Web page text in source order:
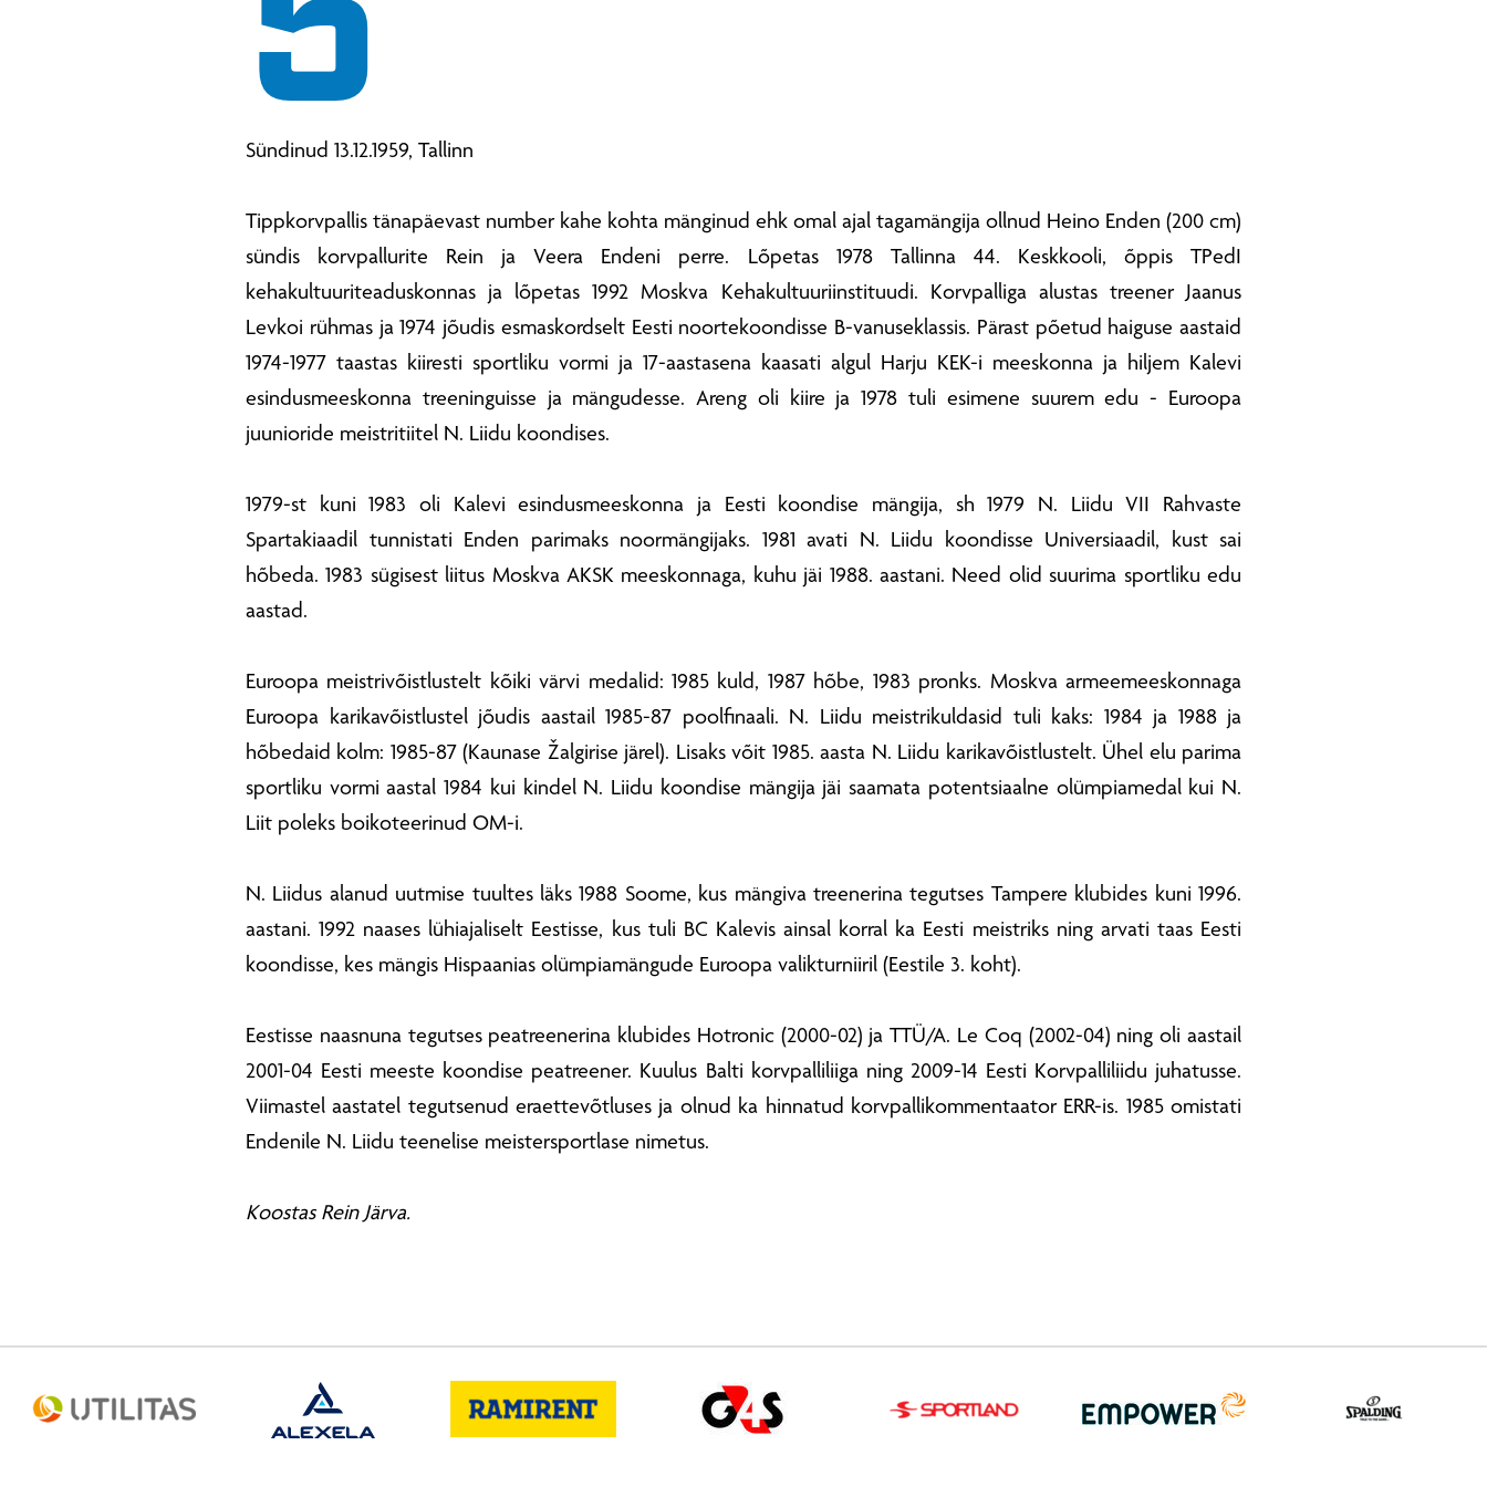
Sündinud 13.12.1959, Tallinn
Tippkorvpallis tänapäevast number kahe kohta mänginud ehk omal ajal tagamängija ollnud Heino Enden (200 cm)
sündis korvpallurite Rein ja Veera Endeni perre. Lõpetas 1978 Tallinna 44. Keskkooli, õppis TPedI
kehakultuuriteaduskonnas ja lõpetas 1992 Moskva Kehakultuuriinstituudi. Korvpalliga alustas treener Jaanus
Levkoi rühmas ja 1974 jõudis esmaskordselt Eesti noortekoondisse B-vanuseklassis. Pärast põetud haiguse aastaid
1974-1977 taastas kiiresti sportliku vormi ja 17-aastasena kaasati algul Harju KEK-i meeskonna ja hiljem Kalevi
esindusmeeskonna treeninguisse ja mängudesse. Areng oli kiire ja 1978 tuli esimene suurem edu - Euroopa
juunioride meistritiitel N. Liidu koondises.
1979-st kuni 1983 oli Kalevi esindusmeeskonna ja Eesti koondise mängija, sh 1979 N. Liidu VII Rahvaste
Spartakiaadil tunnistati Enden parimaks noormängijaks. 1981 avati N. Liidu koondisse Universiaadil, kust sai
hõbeda. 1983 sügisest liitus Moskva AKSK meeskonnaga, kuhu jäi 1988. aastani. Need olid suurima sportliku edu
aastad.
Euroopa meistrivõistlustelt kõiki värvi medalid: 1985 kuld, 1987 hõbe, 1983 pronks. Moskva armeemeeskonnaga
Euroopa karikavõistlustel jõudis aastail 1985-87 poolfinaali. N. Liidu meistrikuldasid tuli kaks: 1984 ja 1988 ja
hõbedaid kolm: 1985-87 (Kaunase Žalgirise järel). Lisaks võit 1985. aasta N. Liidu karikavõistlustelt. Ühel elu parima
sportliku vormi aastal 1984 kui kindel N. Liidu koondise mängija jäi saamata potentsiaalne olümpiamedal kui N.
Liit poleks boikoteerinud OM-i.
N. Liidus alanud uutmise tuultes läks 1988 Soome, kus mängiva treenerina tegutses Tampere klubides kuni 1996.
aastani. 1992 naases lühiajaliselt Eestisse, kus tuli BC Kalevis ainsal korral ka Eesti meistriks ning arvati taas Eesti
koondisse, kes mängis Hispaanias olümpiamängude Euroopa valikturniiril (Eestile 3. koht).
Eestisse naasnuna tegutses peatreenerina klubides Hotronic (2000-02) ja TTÜ/A. Le Coq (2002-04) ning oli aastail
2001-04 Eesti meeste koondise peatreener. Kuulus Balti korvpalliliiga ning 2009-14 Eesti Korvpalliliidu juhatusse.
Viimastel aastatel tegutsenud eraettevõtluses ja olnud ka hinnatud korvpallikommentaator ERR-is. 1985 omistati
Endenile N. Liidu teenelise meistersportlase nimetus.
Koostas Rein Järva.